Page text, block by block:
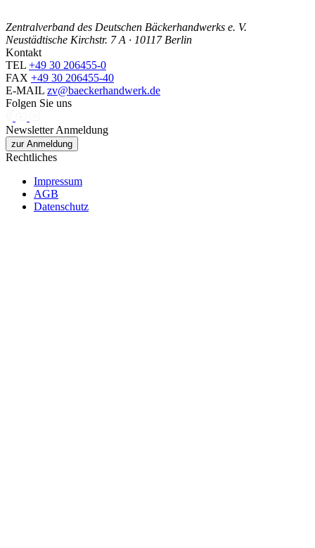
Zentralverband des Deutschen Bäckerhandwerks e. V.
Neustädtische Kirchstr. 7 A · 10117 Berlin
Kontakt
TEL +49 30 206455-0
FAX +49 30 206455-40
E-MAIL zv@baeckerhandwerk.de
Folgen Sie uns
Newsletter Anmeldung
zur Anmeldung
Rechtliches
Impressum
AGB
Datenschutz